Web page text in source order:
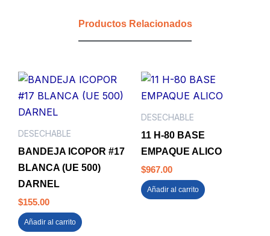
Productos Relacionados
DESECHABLE
BANDEJA ICOPOR #17
BLANCA (UE 500)
DARNEL
$155.00
Añadir al carrito
DESECHABLE
11 H-80 BASE
EMPAQUE ALICO
$967.00
Añadir al carrito